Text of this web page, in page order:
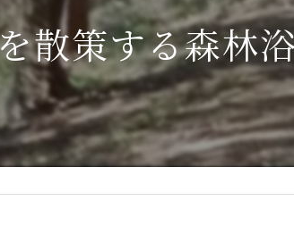
基礎講座
応用講座
特別講座
特別講座（
散策する森林